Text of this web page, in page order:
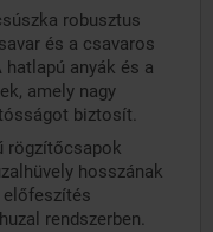
robusztus
és a csavaros
anyák és a
amely nagy
biztosít.
rögzítőcsapok
hosszának
rendszerben.